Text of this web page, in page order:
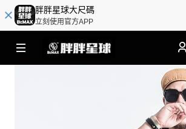
胖胖星球大尺碼
立刻使用官方APP